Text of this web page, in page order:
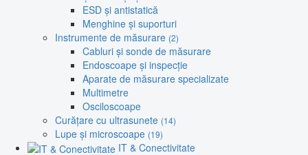
ESD și antistatică
Menghine și suporturi
Instrumente de măsurare (2)
Cabluri și sonde de măsurare
Endoscoape și inspecție
Aparate de măsurare specializate
Multimetre
Osciloscoape
Curățare cu ultrasunete (14)
Lupe și microscoape (19)
IT & Conectivitate